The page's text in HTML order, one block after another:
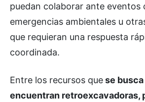
puedan colaborar ante eventos
emergencias ambientales u
que requieran una respuesta
coordinada.
Entre los recursos quese
encuentran retroexcavadoras,